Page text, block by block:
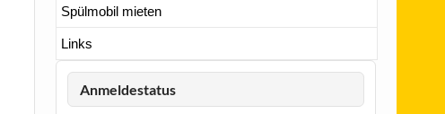
Spülmobil mieten
Links
Anmeldestatus